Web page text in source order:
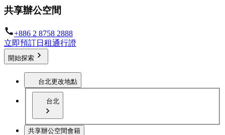
共享辦公空間
+886 2 8758 2888
立即預訂日租通行證
開始探索
台北更改地點
台北
共享辦公空間會籍